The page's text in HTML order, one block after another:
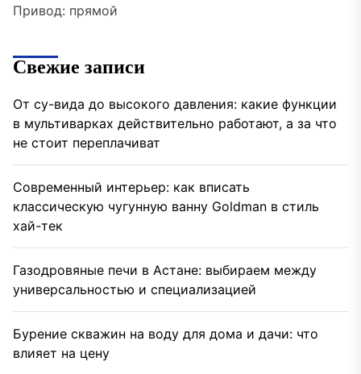
Привод: прямой
Свежие записи
От су-вида до высокого давления: какие функции
в мультиварках действительно работают, а за что
не стоит переплачиват
Современный интерьер: как вписать
классическую чугунную ванну Goldman в стиль
хай-тек
Газодровяные печи в Астане: выбираем между
универсальностью и специализацией
Бурение скважин на воду для дома и дачи: что
влияет на цену